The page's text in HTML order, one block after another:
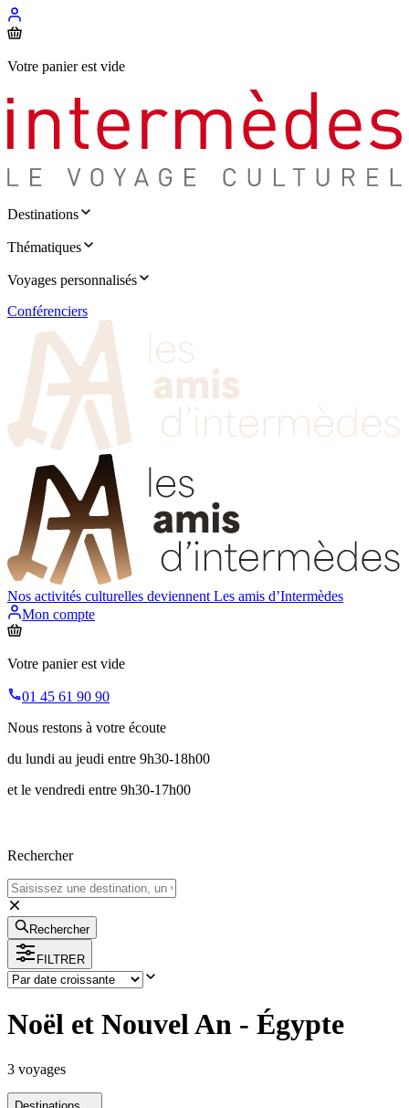
Votre panier est vide
Destinations
Thématiques
Voyages personnalisés
Conférenciers
Nos activités culturelles deviennent Les amis d’Intermèdes
Mon compte
Votre panier est vide
01 45 61 90 90
Nous restons à votre écoute
du lundi au jeudi entre 9h30-18h00
et le vendredi entre 9h30-17h00
Rechercher
Rechercher
FILTRER
Noël et Nouvel An - Égypte
3 voyages